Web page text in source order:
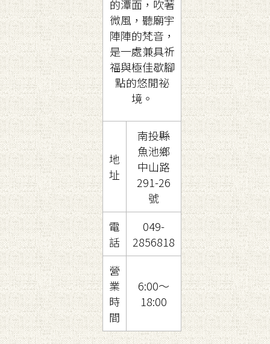
的潭面，吹著
微風，聽廟宇
陣陣的梵音，
是一處兼具祈
福與極佳歇腳
點的悠閒祕
境。
地
址
南投縣
魚池鄉
中山路
291-26
號
電
話
049-
2856818
營
業
時
間
6:00～
18:00